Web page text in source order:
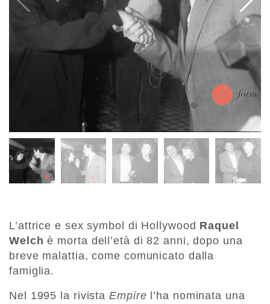
L’attrice e sex symbol di Hollywood Raquel
Welch è morta dell’età di 82 anni, dopo una
breve malattia, come comunicato dalla
famiglia.
Nel 1995 la rivista Empire l’ha nominata una